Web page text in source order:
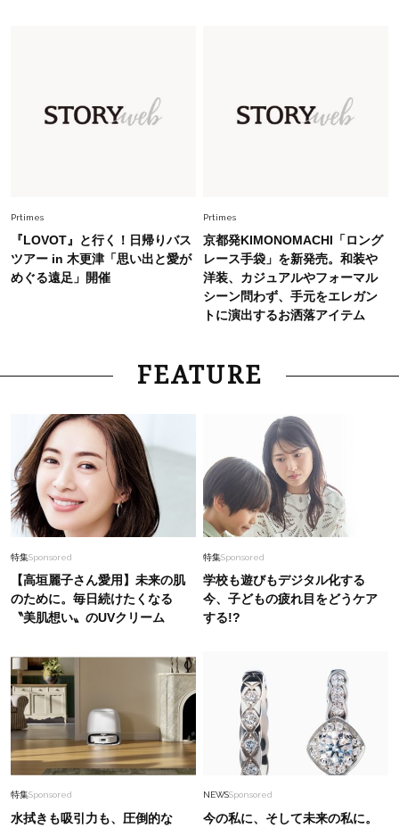
Prtimes
『LOVOT』と行く！日帰りバス
ツアー in 木更津「思い出と愛が
めぐる遠足」開催
Prtimes
京都発KIMONOMACHI「ロング
レース手袋」を新発売。和装や
洋装、カジュアルやフォーマル
シーン問わず、手元をエレガン
トに演出するお洒落アイテム
FEATURE
特集Sponsored
【高垣麗子さん愛用】未来の肌
のために。毎日続けたくなる
〝美肌想い〟のUVクリーム
特集Sponsored
学校も遊びもデジタル化する
今、子どもの疲れ目をどうケア
する!?
特集Sponsored
水拭きも吸引力も、圧倒的な
NEWSSponsored
今の私に、そして未来の私に。